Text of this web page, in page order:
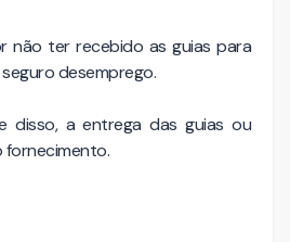
não ter recebido as guias para
desemprego.
disso, a entrega das guias ou
fornecimento.